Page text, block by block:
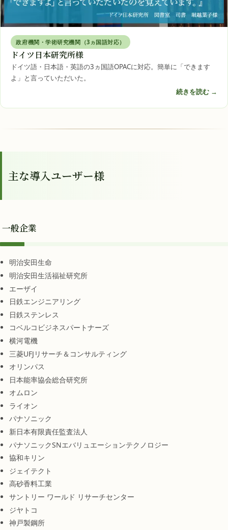
政府機関・学術研究機関（3ヵ国語対応）
ドイツ日本研究所様
ドイツ語・日本語・英語の3ヵ国語OPACに対応。簡単に「できます
よ」と言っていただいた。
続きを読む →
主な導入ユーザー様
一般企業
明治安田生命
明治安田生活福祉研究所
エーザイ
日鉄エンジニアリング
日鉄ステンレス
コベルコビジネスパートナーズ
横河電機
三菱UFJリサーチ＆コンサルティング
オリンパス
日本能率協会総合研究所
オムロン
ライオン
パナソニック
新日本有限責任監査法人
パナソニックSNエバリュエーションテクノロジー
協和キリン
ジェイテクト
高砂香料工業
サントリー ワールド リサーチセンター
ジヤトコ
神戸製鋼所